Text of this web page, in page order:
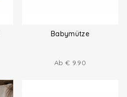
Babymütze
Ab € 9.90